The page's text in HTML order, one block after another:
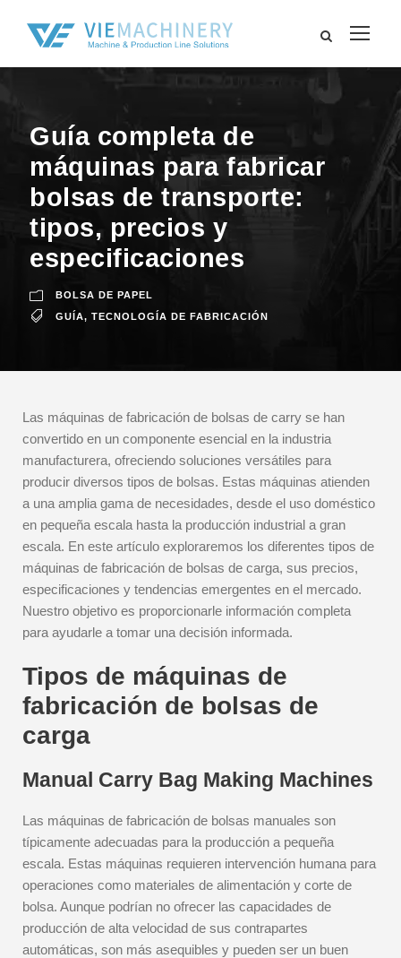
Guía completa de
máquinas para fabricar
bolsas de transporte:
tipos, precios y
especificaciones
BOLSA DE PAPEL
GUÍA, TECNOLOGÍA DE FABRICACIÓN
Las máquinas de fabricación de bolsas de carry se han
convertido en un componente esencial en la industria
manufacturera, ofreciendo soluciones versátiles para
producir diversos tipos de bolsas. Estas máquinas atienden
a una amplia gama de necesidades, desde el uso doméstico
en pequeña escala hasta la producción industrial a gran
escala. En este artículo exploraremos los diferentes tipos de
máquinas de fabricación de bolsas de carga, sus precios,
especificaciones y tendencias emergentes en el mercado.
Nuestro objetivo es proporcionarle información completa
para ayudarle a tomar una decisión informada.
Tipos de máquinas de
fabricación de bolsas de
carga
Manual Carry Bag Making Machines
Las máquinas de fabricación de bolsas manuales son
típicamente adecuadas para la producción a pequeña
escala. Estas máquinas requieren intervención humana para
operaciones como materiales de alimentación y corte de
bolsa. Aunque podrían no ofrecer las capacidades de
producción de alta velocidad de sus contrapartes
automáticas, son más asequibles y pueden ser un buen